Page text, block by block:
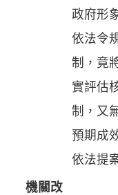
政府形
依法令
制，竟
實評估
制，又
預期成
依法提
機關改